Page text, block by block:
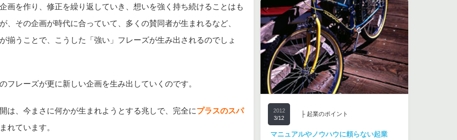
画を作り、修正を繰り返していき、想いを強く持ち続けることはも
、その企画が時代に合っていて、多くの賛同者が生まれるなど、
揃うことで、こうした「強い」フレーズが生み出されるのでしょ
フレーズが更に新しい企画を生み出していくのです。
は、今まさに何かが生まれようとする兆しで、完全にプラスのスパ
れています。
2012
3/12
├ 起業のポイント
マニュアルやノウハウに頼らない起業